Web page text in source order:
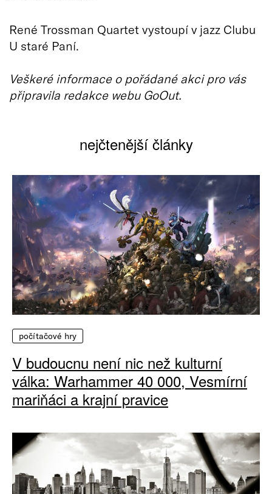
René Trossman Quartet vystoupí v jazz Clubu
U staré Paní.
Veškeré informace o pořádané akci pro vás
připravila redakce webu GoOut.
nejčtenější články
počítačové hry
V budoucnu není nic než kulturní
válka: Warhammer 40 000, Vesmírní
mariňáci a krajní pravice